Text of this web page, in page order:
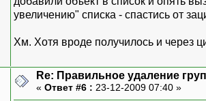
увеличению" списка - спастись от
Хм. Хотя вроде получилось и через
Re: Правильное удаление
« Ответ #6 : 23-12-2009 07:40 »